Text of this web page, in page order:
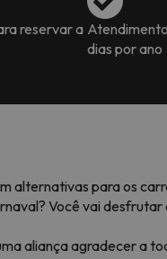
reservar a
dias por ano
alternativas para os
Você vai
aliança agradecer a